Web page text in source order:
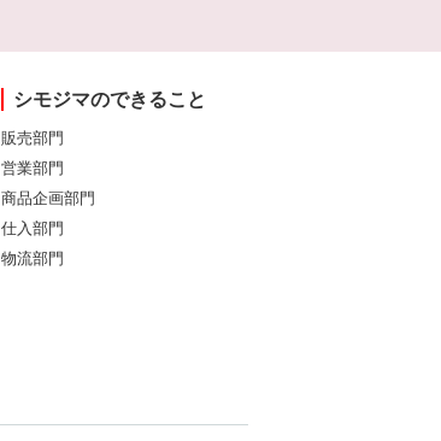
シモジマのできること
販売部門
営業部門
商品企画部門
仕入部門
物流部門